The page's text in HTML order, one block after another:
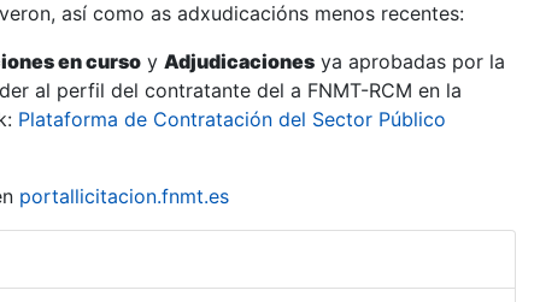
así como as adxudicacións menos recentes:
en curso y Adjudicaciones ya aprobadas por la
al perfil del contratante del a FNMT-RCM en la
Plataforma de Contratación del Sector Público
portallicitacion.fnmt.es